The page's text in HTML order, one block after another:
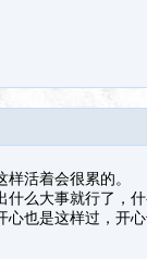
活着会很累的。
么大事就行了，
也是这样过，开